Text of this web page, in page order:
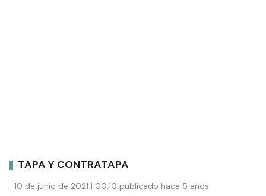
TAPA Y CONTRATAPA
10 de junio de 2021 | 00:10 publicado hace 5 años